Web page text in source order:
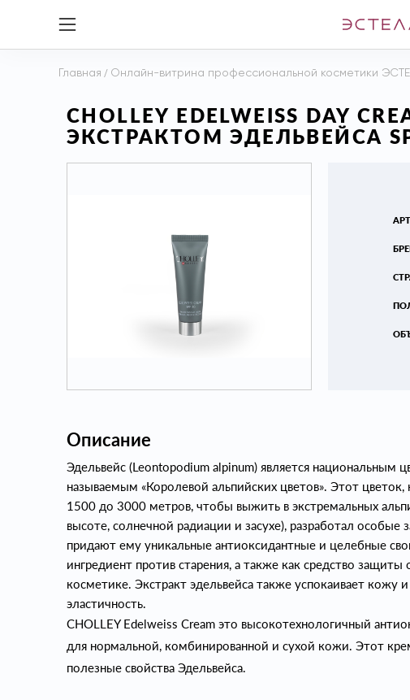
Главная / Онлайн-витрина профессиональной косметики
CHOLLEY EDELWEISS DAY
ЭКСТРАКТОМ ЭДЕЛЬВЕЙСА
Описание
Эдельвейс (Leontopodium alpinum) является национальным
называемым «Королевой альпийских цветов». Этот
1500 до 3000 метров, чтобы выжить в экстремальных
высоте, солнечной радиации и засухе), разработал
придают ему уникальные антиоксидантные и целебные
ингредиент против старения, а также как средство
косметике. Экстракт эдельвейса также успокаивает кожу
эластичность.
CHOLLEY Edelweiss Cream это высокотехнологичный
для нормальной, комбинированной и сухой кожи. Этот
полезные свойства Эдельвейса.